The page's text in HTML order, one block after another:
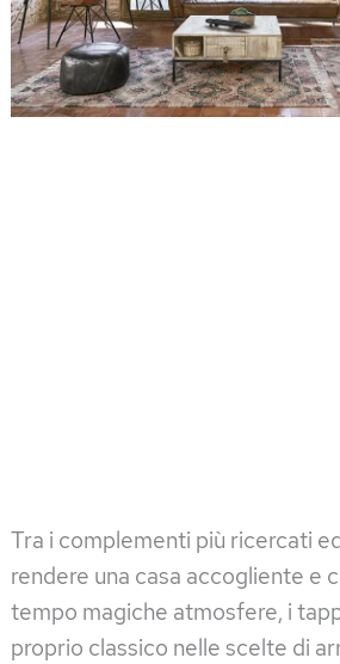
Tra i complementi più ricercati
rendere una casa accogliente e
tempo magiche atmosfere, i
proprio classico nelle scelte di